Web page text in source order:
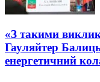
«З такими
Гауляйтер
енергетичний